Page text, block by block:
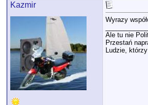
Kazmir
Wyrazy
Ale tu nie
Przestań
Ludzie,